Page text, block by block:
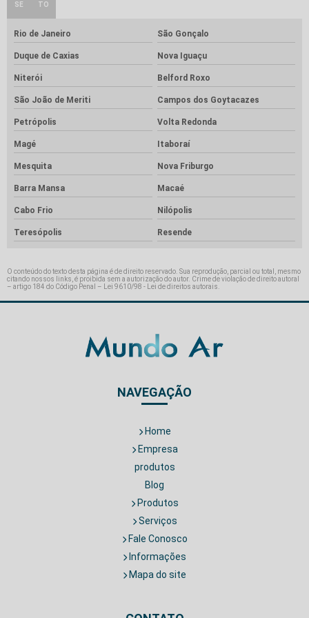
SE TO
Rio de Janeiro São Gonçalo
Duque de Caxias Nova Iguaçu
Niterói Belford Roxo
São João de Meriti Campos dos Goytacazes
Petrópolis Volta Redonda
Magé Itaboraí
Mesquita Nova Friburgo
Barra Mansa Macaé
Cabo Frio Nilópolis
Teresópolis Resende
O conteúdo do texto desta página é de direito reservado. Sua reprodução, parcial ou total, mesmo
citando nossos links, é proibida sem a autorização do autor. Crime de violação de direito autoral
– artigo 184 do Código Penal –
Lei 9610/98 - Lei de direitos autorais
NAVEGAÇÃO
Home
Empresa
produtos
Blog
Produtos
Serviços
Fale Conosco
Informações
Mapa do site